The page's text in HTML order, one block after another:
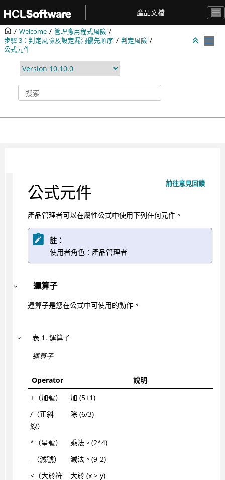
產品文檔
Welcome
管理應用程式風險
步驟 3：判定風險及設定漏洞優先順序
判定風險
公式元件
前往意見回饋
公式元件
產品管理者可以在屬性公式中使用下列任何元件。
註：
使用者角色：產品管理者
運算子
運算子是您在公式中可使用的動作。
表 1 .運算子
運算子
Operator
說明
+（加號）
加 (5+1)
/（正斜
線）
除 (6/3)
*（星號）
乘法。(2*4)
-（減號）
減法。(9-2)
<（大於符
大於 (x > y)